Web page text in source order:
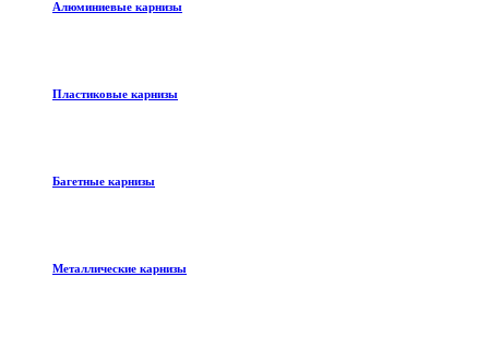
Алюминиевые карнизы
Пластиковые карнизы
Багетные карнизы
Металлические карнизы